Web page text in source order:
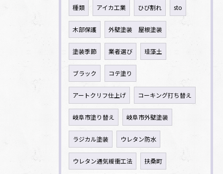
種類 アイカ工業 ひび割れ sto
木部保護 外壁塗装 屋根塗装
塗装季節 業者選び 珪藻土
ブラック コテ塗り
アートクリフ仕上げ コーキング打ち替え
岐阜市塗り替え 岐阜市外壁塗装
ラジカル塗装 ウレタン防水
ウレタン通気緩衝工法 扶桑町